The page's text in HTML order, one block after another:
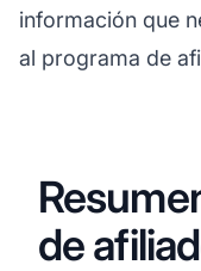
información que
al programa de
de